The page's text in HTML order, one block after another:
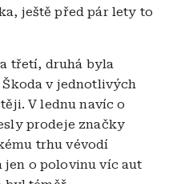
ještě před pár lety to
třetí, druhá byla
v jednotlivých
V lednu navíc o
prodeje značky
trhu vévodí
jen o polovinu víc aut